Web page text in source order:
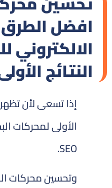
افضل
الالكتروني
النتائج
إذا تسعى لأن
الأولى لمحركات
SEO.
وتحسين محركات